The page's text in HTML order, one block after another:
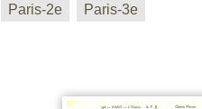
Paris-2e Paris-3e